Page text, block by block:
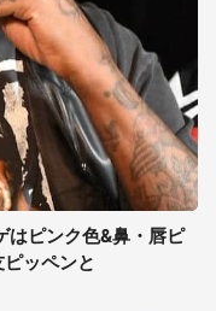
はピンク色&鼻・唇ピ
ッペンと